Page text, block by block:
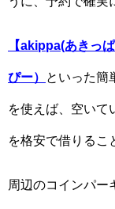
【akippa(あきっぱ
ぴー） といった簡
を使えば、空いて
を格安で借りるこ
周辺のコインパー